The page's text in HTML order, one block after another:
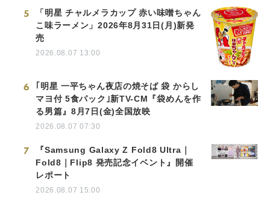
5
「明星 チャルメラカップ 赤い味噌ちゃん
こ味ラーメン」2026年8月31日(月)新発
売
2026.08.07 13:00
6
｢明星 一平ちゃん夜店の焼そば 袋 からし
マヨ付 5食パック｣新TV-CM『袋めんを作
る男篇』8月7日(金)全国放映
2026.08.07 07:30
7
『Samsung Galaxy Z Fold8 Ultra｜
Fold8｜Flip8 発売記念イベント』開催
レポート
2026.08.07 15:00